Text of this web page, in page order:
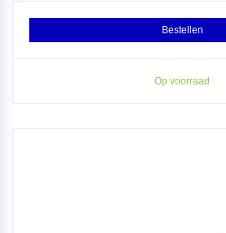
Bestellen
Op voorraad